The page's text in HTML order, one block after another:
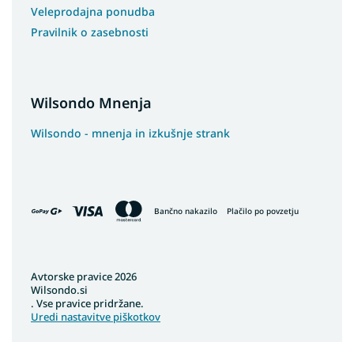
Veleprodajna ponudba
Pravilnik o zasebnosti
Wilsondo Mnenja
Wilsondo - mnenja in izkušnje strank
Bančno nakazilo Plačilo po povzetju
Avtorske pravice 2026
Wilsondo.si
. Vse pravice pridržane.
Uredi nastavitve piškotkov